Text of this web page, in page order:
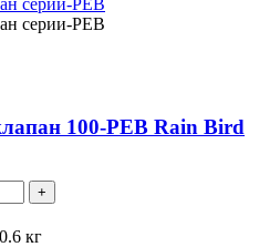
100-PEB Rain Bird
0.6 кг